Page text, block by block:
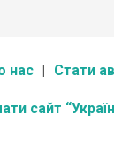
нас Стати
сайт